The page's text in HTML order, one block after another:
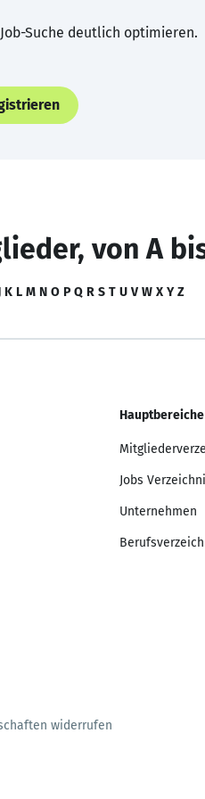
Suche deutlich optimieren.
von A
K L M N O P Q R S T U V W X Y Z
Hauptbereiche
Jobs
Unternehmen
widerrufen